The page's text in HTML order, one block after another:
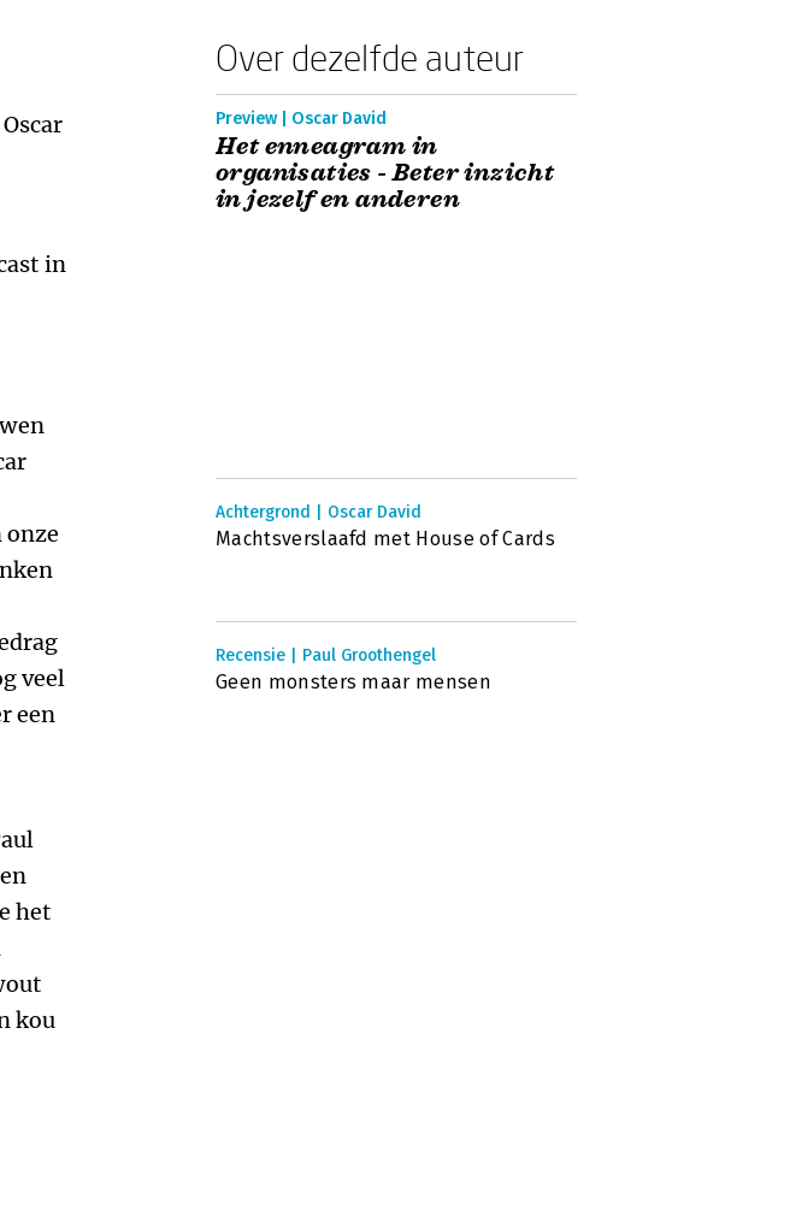
in
veel
een
het
kou
Over dezelfde auteur
Preview | Oscar David
Het enneagram in
organisaties - Beter inzicht
in jezelf en anderen
Achtergrond | Oscar David
Machtsverslaafd met House of Cards
Recensie | Paul Groothengel
Geen monsters maar mensen